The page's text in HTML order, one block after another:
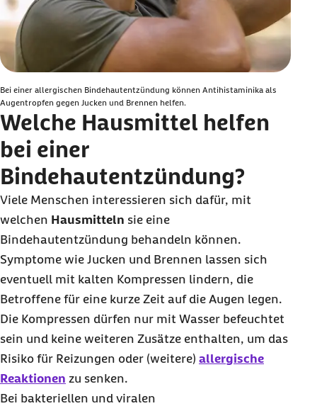
Bei einer allergischen Bindehautentzündung können Antihistaminika als
Augentropfen gegen Jucken und Brennen helfen.
Welche Hausmittel helfen
bei einer
Bindehautentzündung?
Viele Menschen interessieren sich dafür, mit
welchen Hausmitteln sie eine
Bindehautentzündung behandeln können.
Symptome wie Jucken und Brennen lassen sich
eventuell mit kalten Kompressen lindern, die
Betroffene für eine kurze Zeit auf die Augen legen.
Die Kompressen dürfen nur mit Wasser befeuchtet
sein und keine weiteren Zusätze enthalten, um das
Risiko für Reizungen oder (weitere) allergische
Reaktionen zu senken.
Bei bakteriellen und viralen